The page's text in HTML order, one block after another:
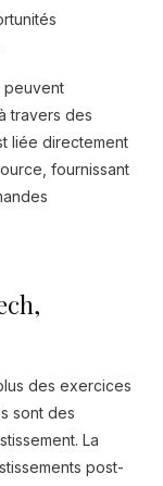
peuvent
travers des
liée directement
fournissant
des exercices
sont des
La
post-